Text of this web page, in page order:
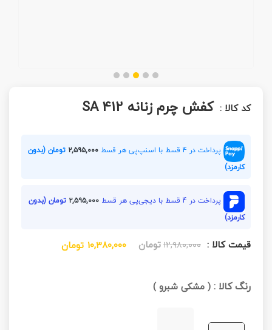
کد کالا : کفش چرم زنانه SA 412
پرداخت در 4 قسط با اسنپ‌پی هر قسط ۲,۵۹۵,۰۰۰ تومان (بدون
کارمزد)
پرداخت در 4 قسط با دیجی‌پی هر قسط ۲,۵۹۵,۰۰۰ تومان (بدون
کارمزد)
قیمت کالا : ۱۲,۹۸۰,۰۰۰تومان ۱۰,۳۸۰,۰۰۰ تومان
رنگ کالا :(مشکی شبرو)